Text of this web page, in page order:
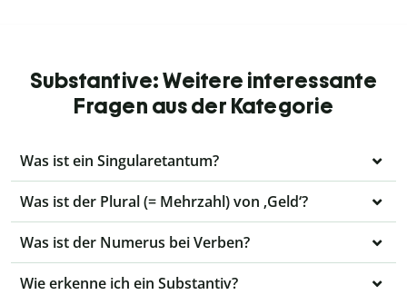
Substantive: Weitere interessante
Fragen aus der Kategorie
Was ist ein Singularetantum?
Was ist der Plural (= Mehrzahl) von ‚Geld‘?
Was ist der Numerus bei Verben?
Wie erkenne ich ein Substantiv?